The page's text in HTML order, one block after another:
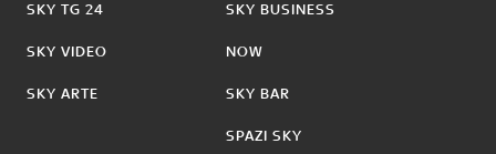
SKY TG 24
SKY VIDEO
SKY ARTE
SKY BUSINESS
NOW
SKY BAR
SPAZI SKY